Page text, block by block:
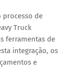
processo de
Truck
ferramentas de
integração, os
e